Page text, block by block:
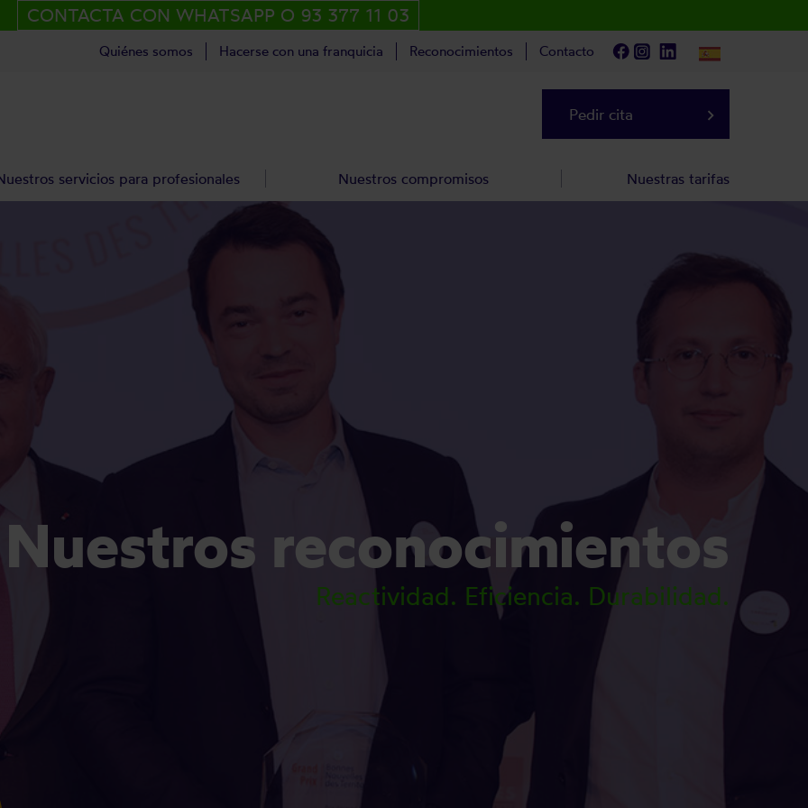
Nuestros reconocimientos
Reactividad. Eficiencia. Durabilidad.
CONTACTA CON WHATSAPP O 93 377 11 03
Quiénes somos Hacerse con una franquicia Reconocimientos Contacto
Pedir cita keyboard_arrow_right
servicios para profesionales Nuestros compromisos Nuestras tarifas